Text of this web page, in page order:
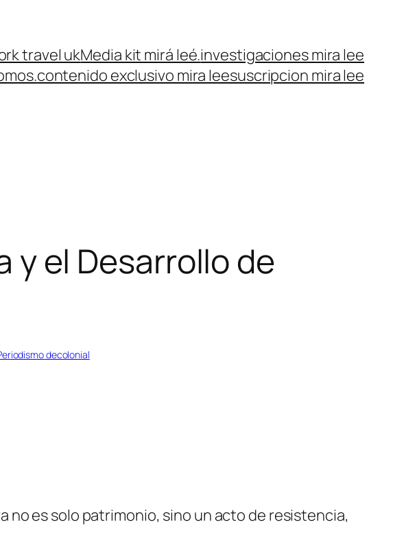
travel ukMedia kit mirá leé.investigaciones mira lee
contenido exclusivo mira leesuscripcion mira lee
y el Desarrollo de
decolonial
es solo patrimonio, sino un acto de resistencia,